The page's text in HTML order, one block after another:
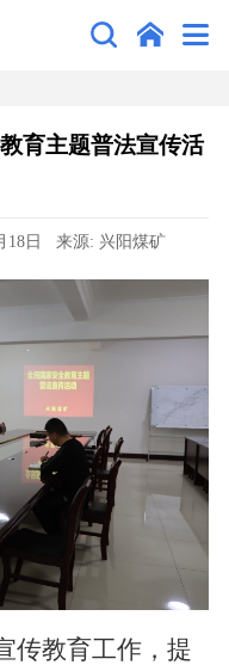
育主题普法宣传活
18日 来源: 兴阳煤矿
传教育工作，提